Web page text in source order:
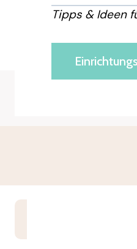
Tipps & Ideen